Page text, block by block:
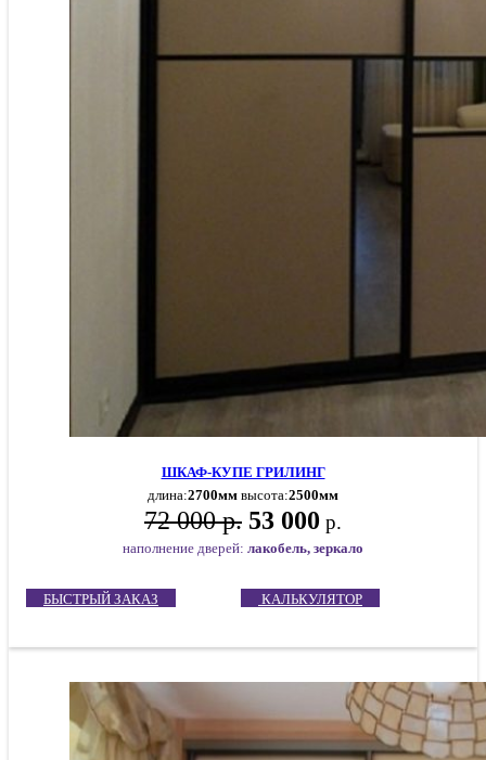
ШКАФ-КУПЕ ГРИЛИНГ
длина:2700мм высота:2500мм
72 000 р. 53 000 р.
наполнение дверей: лакобель, зеркало
БЫСТРЫЙ ЗАКАЗ КАЛЬКУЛЯТОР